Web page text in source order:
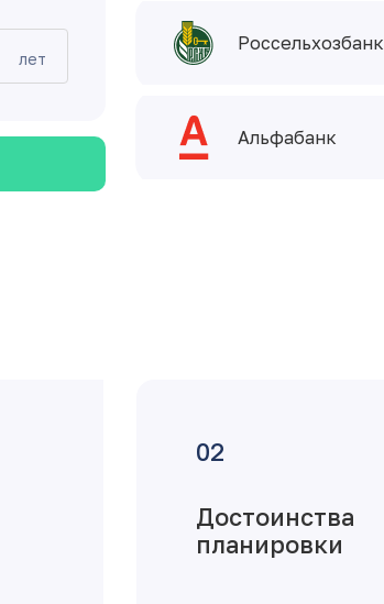
лет
Россельхозбанк
Альфабанк
Достоинства
планировки